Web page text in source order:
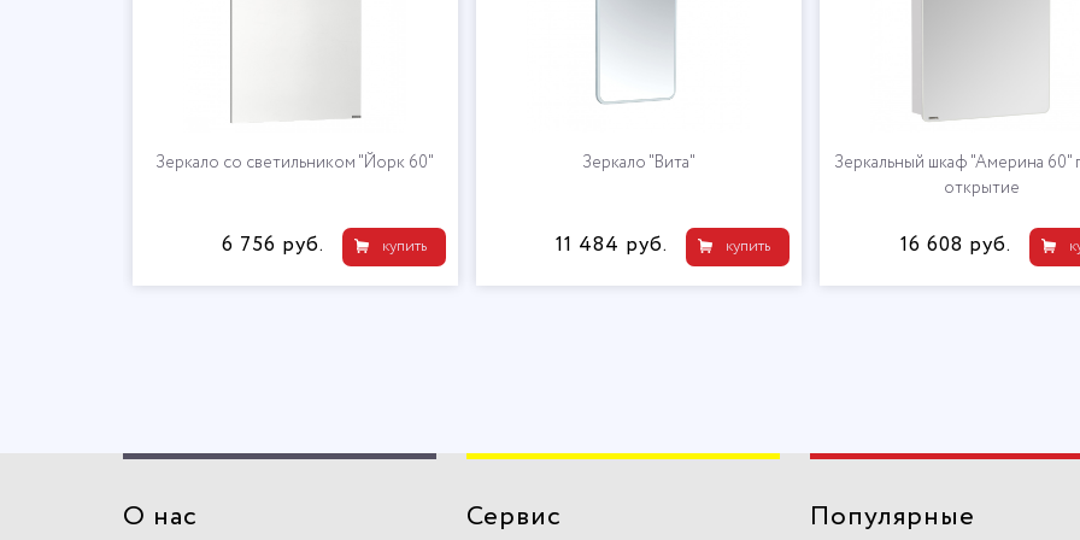
Зеркало со светильником "Йорк 60"
купить
6 756 руб.
Зеркало "Вита"
купить
11 484 руб.
Зеркальный шкаф "Америна 60"
открытие
16 608 руб.
О нас Сервис
Популярные